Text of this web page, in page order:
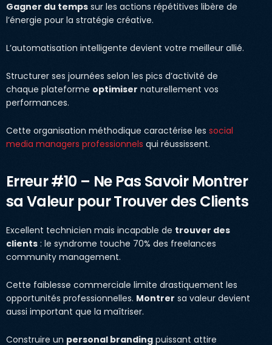
Gagner du temps sur les actions répétitives libère de
l’énergie pour la stratégie créative.
L’automatisation intelligente devient votre meilleur allié.
Structurer ses journées selon les pics d’activité de
chaque plateforme optimiser naturellement vos
performances.
Cette organisation méthodique caractérise les social
media managers professionnels qui réussissent.
Erreur #10 – Ne Pas Savoir Montrer
sa Valeur pour Trouver des Clients
Excellent technicien mais incapable de trouver des
clients : le syndrome touche 70% des freelances
community management.
Cette faiblesse commerciale limite drastiquement les
opportunités professionnelles. Montrer sa valeur devient
aussi important que la maîtriser.
Construire un personal branding puissant attire